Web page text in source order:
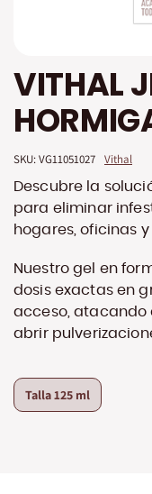
al
comienzo
de
la
de
imágenes
VITHAL
SKU: VG11051027 Vithal
Descubre la
para eliminar
hogares, oficinas y
Nuestro gel en
dosis exactas en
acceso, atacando
abrir
Talla125 ml